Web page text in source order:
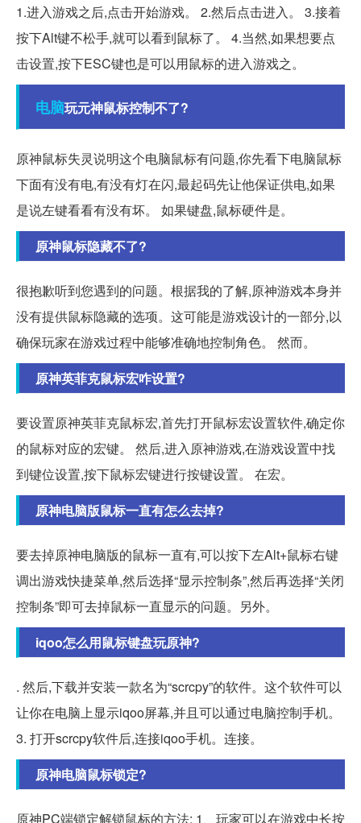
1.进入游戏之后,点击开始游戏。 2.然后点击进入。 3.接着
按下Alt键不松手,就可以看到鼠标了。 4.当然,如果想要点
击设置,按下ESC键也是可以用鼠标的进入游戏之。
电脑玩元神鼠标控制不了?
原神鼠标失灵说明这个电脑鼠标有问题,你先看下电脑鼠标
下面有没有电,有没有灯在闪,最起码先让他保证供电,如果
是说左键看看有没有坏。 如果键盘,鼠标硬件是。
原神鼠标隐藏不了?
很抱歉听到您遇到的问题。根据我的了解,原神游戏本身并
没有提供鼠标隐藏的选项。这可能是游戏设计的一部分,以
确保玩家在游戏过程中能够准确地控制角色。 然而。
原神英菲克鼠标宏咋设置?
要设置原神英菲克鼠标宏,首先打开鼠标宏设置软件,确定你
的鼠标对应的宏键。 然后,进入原神游戏,在游戏设置中找
到键位设置,按下鼠标宏键进行按键设置。 在宏。
原神电脑版鼠标一直有怎么去掉?
要去掉原神电脑版的鼠标一直有,可以按下左Alt+鼠标右键
调出游戏快捷菜单,然后选择“显示控制条”,然后再选择“关闭
控制条”即可去掉鼠标一直显示的问题。另外。
iqoo怎么用鼠标键盘玩原神?
. 然后,下载并安装一款名为“scrcpy”的软件。这个软件可以
让你在电脑上显示iqoo屏幕,并且可以通过电脑控制手机。
3. 打开scrcpy软件后,连接iqoo手机。连接。
原神电脑鼠标锁定?
原神PC端锁定解锁鼠标的方法: 1、玩家可以在游戏中长按